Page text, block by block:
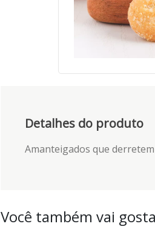
Detalhes do produto
Amanteigados que
Você também vai